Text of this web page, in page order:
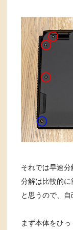
それでは早速分
分解は比較的
と思うので、自
まず本体をひ